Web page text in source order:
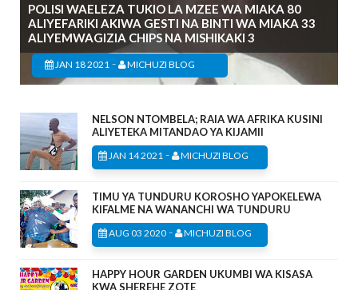
POLISI WAELEZA TUKIO LA MZEE WA MIAKA 80
ALIYEFARIKI AKIWA GESTI NA BINTI WA MIAKA 33
ALIYEMWAGIZIA CHIPS NA MISHIKAKI 3
JAN 18 2021 - MICHUZI BLOG
NELSON NTOMBELA; RAIA WA AFRIKA KUSINI
ALIYETEKA MITANDAO YA KIJAMII
JAN 14 2021 - MICHUZI BLOG
TIMU YA TUNDURU KOROSHO YAPOKELEWA
KIFALME NA WANANCHI WA TUNDURU
AUG 03 2020 - MICHUZI BLOG
HAPPY HOUR GARDEN UKUMBI WA KISASA
KWA SHEREHE ZOTE